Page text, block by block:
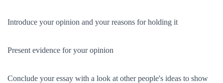
Introduce your opinion and your reasons for holding it
Present evidence for your opinion
Conclude your essay with a look at other people's ideas to show